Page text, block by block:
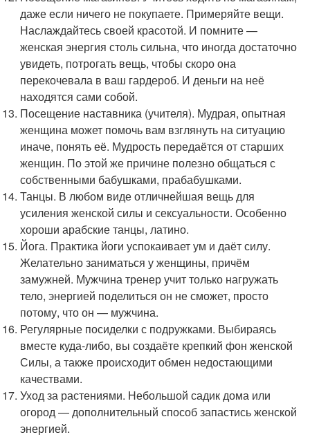
даже если ничего не покупаете. Примеряйте вещи.
Наслаждайтесь своей красотой. И помните —
женская энергия столь сильна, что иногда достаточно
увидеть, потрогать вещь, чтобы скоро она
перекочевала в ваш гардероб. И деньги на неё
находятся сами собой.
Посещение наставника (учителя). Мудрая, опытная
женщина может помочь вам взглянуть на ситуацию
иначе, понять её. Мудрость передаётся от старших
женщин. По этой же причине полезно общаться с
собственными бабушками, прабабушками.
Танцы. В любом виде отличнейшая вещь для
усиления женской силы и сексуальности. Особенно
хороши арабские танцы, латино.
Йога. Практика йоги успокаивает ум и даёт силу.
Желательно заниматься у женщины, причём
замужней. Мужчина тренер учит только нагружать
тело, энергией поделиться он не сможет, просто
потому, что он — мужчина.
Регулярные посиделки с подружками. Выбираясь
вместе куда-либо, вы создаёте крепкий фон женской
Силы, а также происходит обмен недостающими
качествами.
Уход за растениями. Небольшой садик дома или
огород — дополнительный способ запастись женской
энергией.